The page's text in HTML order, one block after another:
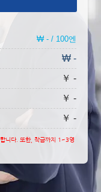
₩ - / 100엔
₩ -
￥ -
￥ -
￥ -
니다. 또한, 착금까지 1~3영